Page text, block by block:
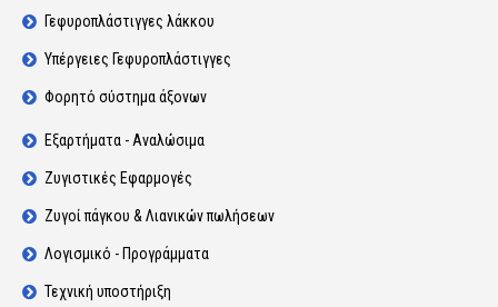
Γεφυροπλάστιγγες λάκκου
Υπέργειες Γεφυροπλάστιγγες
Φορητό σύστημα άξονων
Εξαρτήματα - Αναλώσιμα
Ζυγιστικές Εφαρμογές
Ζυγοί πάγκου & Λιανικών πωλήσεων
Λογισμικό - Προγράμματα
Τεχνική υποστήριξη